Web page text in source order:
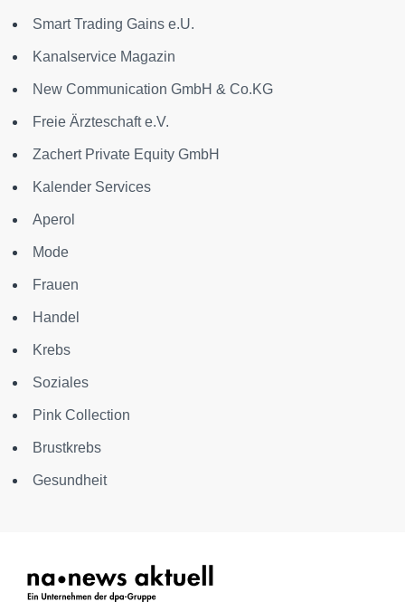
Smart Trading Gains e.U.
Kanalservice Magazin
New Communication GmbH & Co.KG
Freie Ärzteschaft e.V.
Zachert Private Equity GmbH
Kalender Services
Aperol
Mode
Frauen
Handel
Krebs
Soziales
Pink Collection
Brustkrebs
Gesundheit